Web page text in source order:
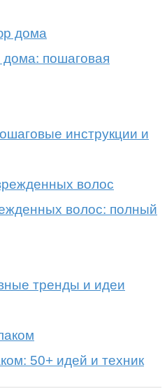
пошаговая
инструкции и
волос: полный
тренды и идеи
50+ идей и техник